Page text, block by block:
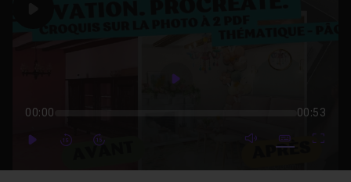
Play
00:00 00:53
PlayForwardForward mute video
Subtitles